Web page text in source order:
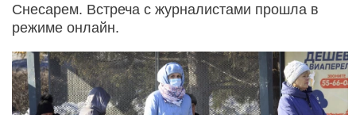
Снесарем. Встреча с журналистами прошла в
режиме онлайн.